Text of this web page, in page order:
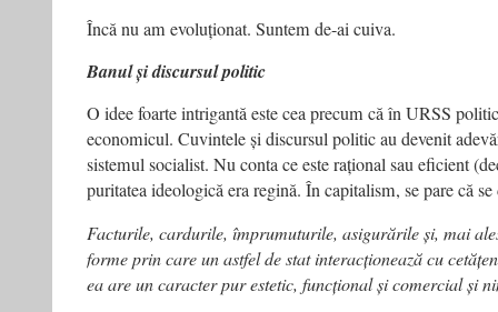
Încă nu am evoluționat. Suntem de-ai cuiva.
Banul și discursul politic
O idee foarte intrigantă este cea precum că în URSS
economicul. Cuvintele și discursul politic au devenit
sistemul socialist. Nu conta ce este rațional sau eficient
puritatea ideologică era regină. În capitalism, se pare că
Facturile, cardurile, împrumuturile, asigurările și, mai
forme prin care un astfel de stat interacționează cu
ea are un caracter pur estetic, funcțional și comercial și